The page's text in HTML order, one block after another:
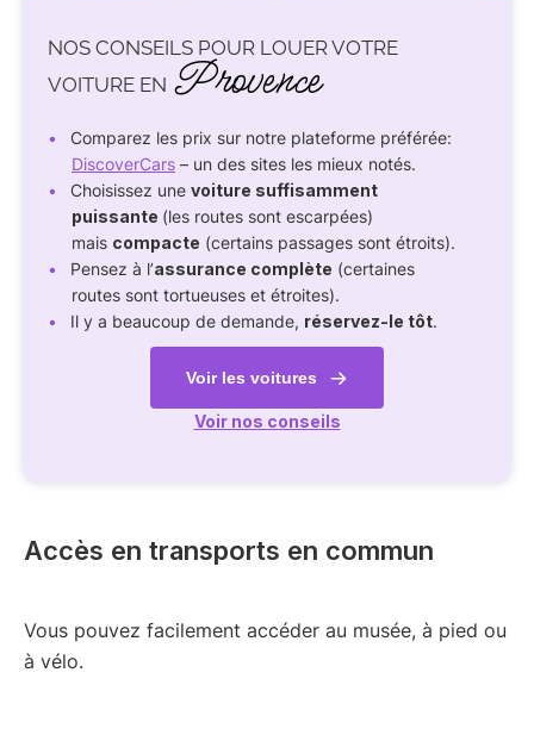
NOS CONSEILS POUR LOUER VOTRE
VOITURE EN Provence
Comparez les prix sur notre plateforme préférée:
DiscoverCars – un des sites les mieux notés.
Choisissez une voiture suffisamment
puissante (les routes sont escarpées)
mais compacte (certains passages sont étroits).
Pensez à l’assurance complète (certaines
routes sont tortueuses et étroites).
Il y a beaucoup de demande, réservez-le tôt.
Voir les voitures
Voir nos conseils
Accès en transports en commun
Vous pouvez facilement accéder au musée, à pied ou
à vélo.